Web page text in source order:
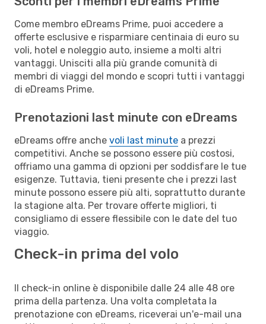
Come membro eDreams Prime, puoi accedere a
offerte esclusive e risparmiare centinaia di euro su
voli, hotel e noleggio auto, insieme a molti altri
vantaggi. Unisciti alla più grande comunità di
membri di viaggi del mondo e scopri tutti i vantaggi
di eDreams Prime.
Prenotazioni last minute con eDreams
eDreams offre anche voli last minute a prezzi
competitivi. Anche se possono essere più costosi,
offriamo una gamma di opzioni per soddisfare le tue
esigenze. Tuttavia, tieni presente che i prezzi last
minute possono essere più alti, soprattutto durante
la stagione alta. Per trovare offerte migliori, ti
consigliamo di essere flessibile con le date del tuo
viaggio.
Check-in prima del volo
Il check-in online è disponibile dalle 24 alle 48 ore
prima della partenza. Una volta completata la
prenotazione con eDreams, riceverai un'e-mail una